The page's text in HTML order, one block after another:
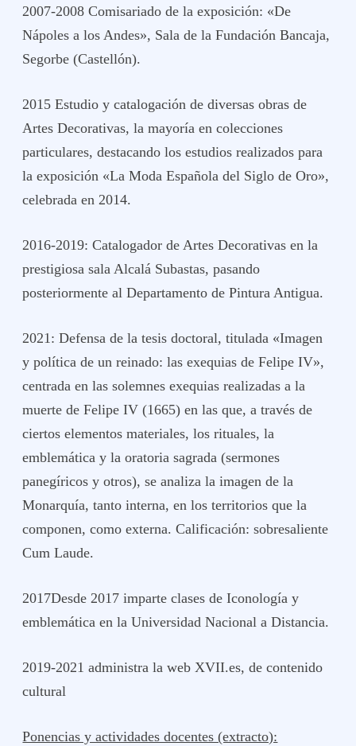
2007-2008 Comisariado de la exposición: «De
Nápoles a los Andes», Sala de la Fundación Bancaja,
Segorbe (Castellón).
2015 Estudio y catalogación de diversas obras de
Artes Decorativas, la mayoría en colecciones
particulares, destacando los estudios realizados para
la exposición «La Moda Española del Siglo de Oro»,
celebrada en 2014.
2016-2019: Catalogador de Artes Decorativas en la
prestigiosa sala Alcalá Subastas, pasando
posteriormente al Departamento de Pintura Antigua.
2021: Defensa de la tesis doctoral, titulada «Imagen
y política de un reinado: las exequias de Felipe IV»,
centrada en las solemnes exequias realizadas a la
muerte de Felipe IV (1665) en las que, a través de
ciertos elementos materiales, los rituales, la
emblemática y la oratoria sagrada (sermones
panegíricos y otros), se analiza la imagen de la
Monarquía, tanto interna, en los territorios que la
componen, como externa. Calificación: sobresaliente
Cum Laude.
2017Desde 2017 imparte clases de Iconología y
emblemática en la Universidad Nacional a Distancia.
2019-2021 administra la web XVII.es, de contenido
cultural
Ponencias y actividades docentes (extracto):